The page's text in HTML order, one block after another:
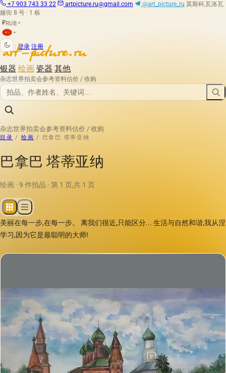
+7 903 743 33 22 artpicture.ru@gmail.com @art_picture_ru 莫斯科,瓦洛瓦
娅街 8 号 · 1 栋
₽RUB
登录 注册
银器 绘画 瓷器 其他
杂志世界拍卖会参考资料估价 / 收购
杂志世界拍卖会参考资料估价 / 收购
目录 / 绘画 / 巴拿巴 塔蒂亚纳
巴拿巴 塔蒂亚纳
绘画 · 9 件拍品 · 第 1 页,共 1 页
美丽在每一步,在每一步。 离我们很近,只能区分... 生活与自然和谐,我从涅
学习,因为它是最聪明的大师!